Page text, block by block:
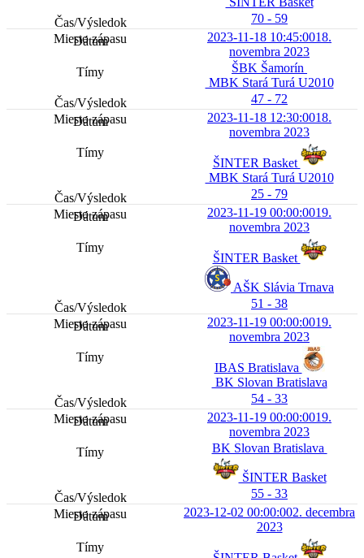
70 - 59
2023-11-18 10:45:0018.
novembra 2023
ŠBK Šamorín
MBK Stará Turá U2010
47 - 72
2023-11-18 12:30:0018.
novembra 2023
ŠINTER Basket
MBK Stará Turá U2010
25 - 79
2023-11-19 00:00:0019.
novembra 2023
ŠINTER Basket
AŠK Slávia Trnava
51 - 38
2023-11-19 00:00:0019.
novembra 2023
IBAS Bratislava
BK Slovan Bratislava
54 - 33
2023-11-19 00:00:0019.
novembra 2023
BK Slovan Bratislava
ŠINTER Basket
55 - 33
2023-12-02 00:00:002. decembra
2023